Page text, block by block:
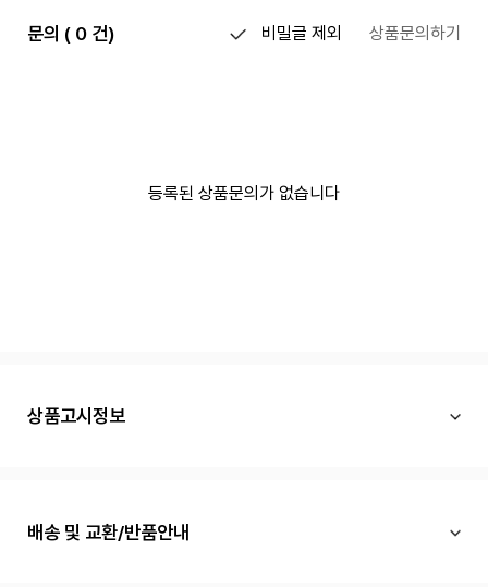
문의 ( 0 건) 비밀글 제외 상품문의하기
등록된 상품문의가 없습니다
상품고시정보
배송 및 교환/반품안내